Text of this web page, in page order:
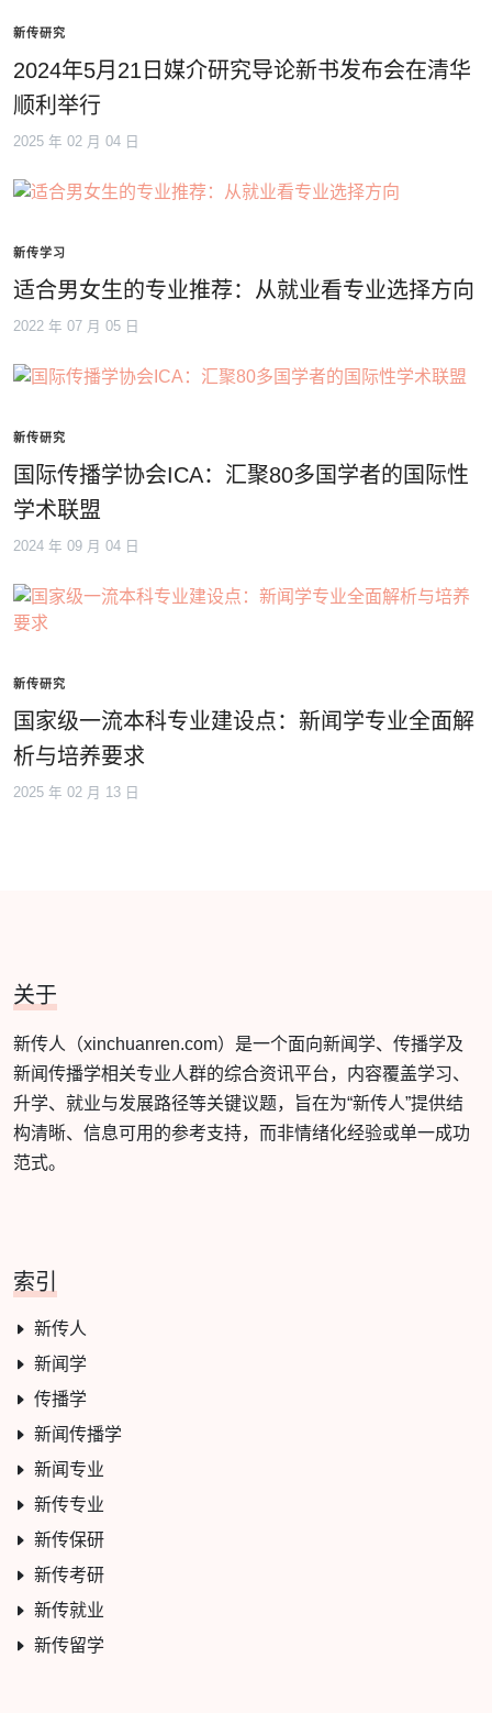
新传研究
2024年5月21日媒介研究导论新书发布会在清华
顺利举行
2025 年 02 月 04 日
新传学习
适合男女生的专业推荐：从就业看专业选择方向
2022 年 07 月 05 日
新传研究
国际传播学协会ICA：汇聚80多国学者的国际性
学术联盟
2024 年 09 月 04 日
新传研究
国家级一流本科专业建设点：新闻学专业全面解
析与培养要求
2025 年 02 月 13 日
关于
新传人（xinchuanren.com）是一个面向新闻学、传播学及
新闻传播学相关专业人群的综合资讯平台，内容覆盖学习、
升学、就业与发展路径等关键议题，旨在为“新传人”提供结
构清晰、信息可用的参考支持，而非情绪化经验或单一成功
范式。
索引
新传人
新闻学
传播学
新闻传播学
新闻专业
新传专业
新传保研
新传考研
新传就业
新传留学